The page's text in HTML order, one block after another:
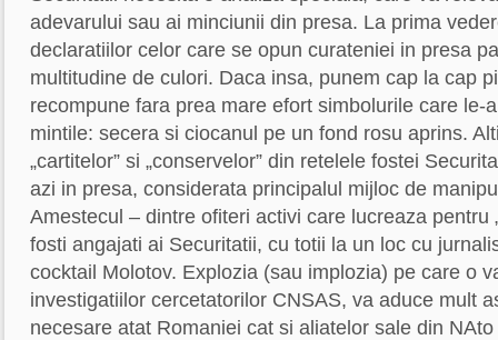
adevarului sau ai minciunii din presa. La prima
declaratiilor celor care se opun curateniei in presa
multitudine de culori. Daca insa, punem cap la cap
recompune fara prea mare efort simbolurile care le-
mintile: secera si ciocanul pe un fond rosu aprins.
„cartitelor” si „conservelor” din retelele fostei
azi in presa, considerata principalul mijloc de
Amestecul – dintre ofiteri activi care lucreaza pentru
fosti angajati ai Securitatii, cu totii la un loc cu
cocktail Molotov. Explozia (sau implozia) pe care o
investigatiilor cercetatorilor CNSAS, va aduce mult
necesare atat Romaniei cat si aliatelor sale din